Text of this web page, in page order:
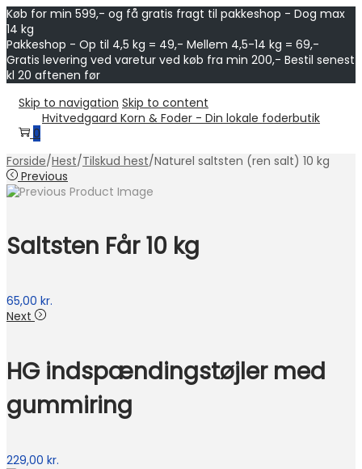
Køb for min 599,- og få gratis fragt til pakkeshop - Dog max
14 kg
Pakkeshop - Op til 4,5 kg = 49,- Mellem 4,5-14 kg = 69,-
Gratis levering ved varetur ved køb fra min 200,- Bestil senest
kl 20 aftenen før
Skip to navigation Skip to content
Hvitvedgaard Korn & Foder - Din lokale foderbutik
0
Forside/Hest/Tilskud hest/Naturel saltsten (ren salt) 10 kg
Previous
Saltsten Får 10 kg
65,00 kr.
Next
HG indspændingstøjler med
gummiring
229,00 kr.